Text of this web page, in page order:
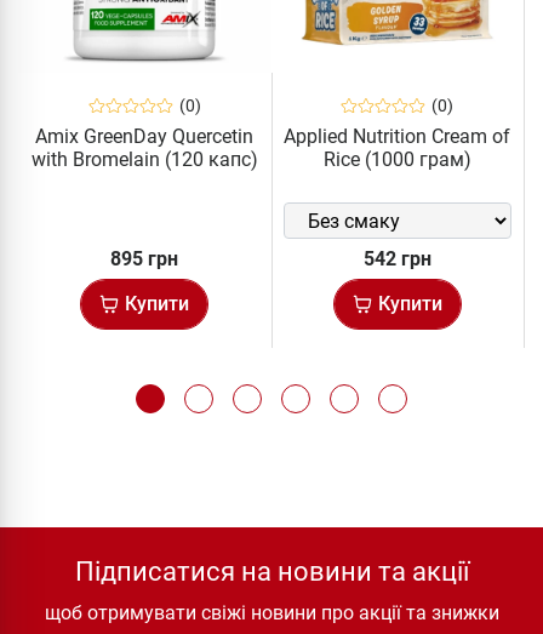
(0)
Amix GreenDay Quercetin
with Bromelain (120 капс)
895 грн
Купити
(0)
Applied Nutrition Cream of
Rice (1000 грам)
542 грн
Купити
Підписатися на новини та акції
щоб отримувати свіжі новини про акції та знижки